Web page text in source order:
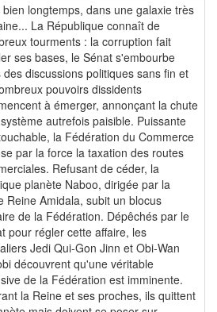
bien longtemps, dans une galaxie très
La République connaît de
tourments : la corruption fait
ses bases, le Sénat s'embourbe
des discussions politiques sans fin et
pouvoirs dissidents
à émerger, annonçant la chute
autrefois paisible. Puissante
la Fédération du Commerce
par la force la taxation des routes
Refusant de céder, la
planète Naboo, dirigée par la
Reine Amidala, subit un blocus
de la Fédération. Dépêchés par le
pour régler cette affaire, les
Jedi Qui-Gon Jinn et Obi-Wan
découvrent qu'une véritable
de la Fédération est imminente.
la Reine et ses proches, ils quittent